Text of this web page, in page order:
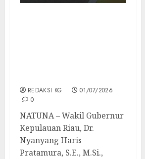
REDAKSI KG
01/07/2026
0
NATUNA – Wakil Gubernur
Kepulauan Riau, Dr.
Nyanyang Haris
Pratamura, S.E., M.Si.,